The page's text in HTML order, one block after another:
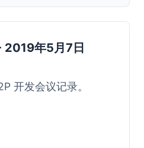
2019年5月7日
开发会议记录。